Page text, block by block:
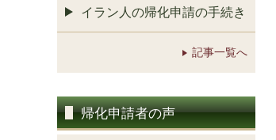
イラン人の帰化申請の手続き
記事一覧へ
帰化申請者の声